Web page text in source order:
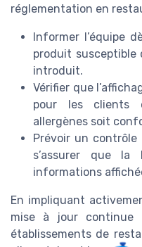
réglementation en
Informer l’équipe
produit susceptible
introduit.
Vérifier que
pour les clients
allergènes soit
Prévoir un
s’assurer que
informations
En impliquant
mise à jour continue
établissements de